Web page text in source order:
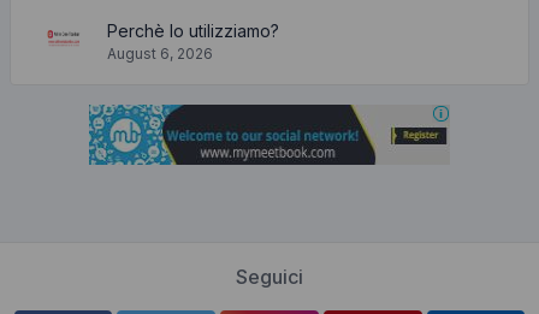
Perchè lo utilizziamo?
August 6, 2026
Seguici